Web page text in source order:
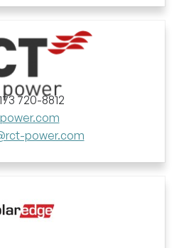
720-8812
power.com